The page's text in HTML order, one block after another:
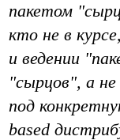
пакетом
кто не в
и ведении
"сырцов", а
под
based